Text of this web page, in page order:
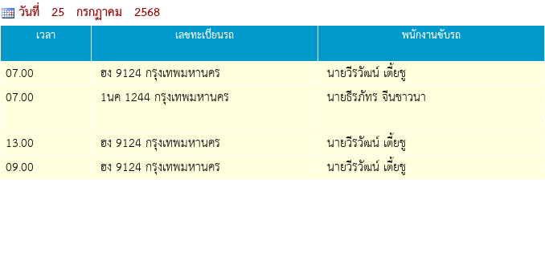
วันที่ 25 กรกฏาคม 2568
เวลา เลขทะเบียนรถ พนักงานขับรถ
07.00 ฮง 9124 กรุงเทพมหานคร นายวีรวัฒน์ เตี้ยชู
07.00
1นค 1244 กรุงเทพมหานคร นายธีรภัทร จีนชาวนา
13.00 ฮง 9124 กรุงเทพมหานคร นายวีรวัฒน์ เตี้ยชู
09.00
ฮง 9124 กรุงเทพมหานคร นายวีรวัฒน์ เตี้ยชู